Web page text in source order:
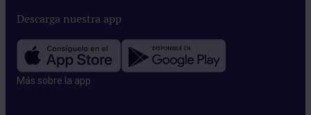
Descarga nuestra app
Más sobre la app​